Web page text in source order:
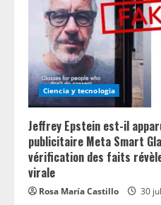
Ciencia y tecnologia
Jeffrey Epstein est-il
publicitaire Meta Smart
vérification des faits
virale
Rosa María Castillo 30